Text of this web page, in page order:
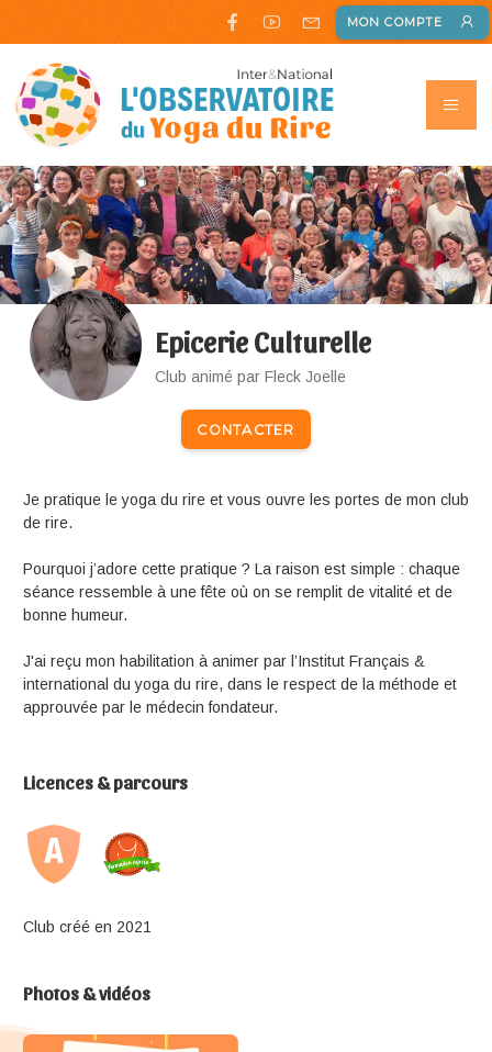
MON COMPTE
Epicerie Culturelle
Club animé par Fleck Joelle
CONTACTER
Je pratique le yoga du rire et vous ouvre les portes de mon club
de rire.
Pourquoi j’adore cette pratique ? La raison est simple : chaque
séance ressemble à une fête où on se remplit de vitalité et de
bonne humeur.
J'ai reçu mon habilitation à animer par l’Institut Français &
international du yoga du rire, dans le respect de la méthode et
approuvée par le médecin fondateur.
Licences & parcours
Club créé en 2021
Photos & vidéos